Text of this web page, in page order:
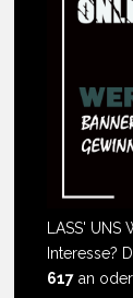
LASS' UNS
Interesse?
617 an